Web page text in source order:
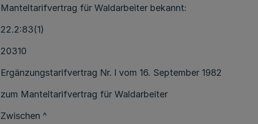
Manteltarifvertrag für Waldarbeiter bekannt:
22.2:83(1)
20310
Ergänzungstarifvertrag Nr. l vom 16. September 1982
zum Manteltarifvertrag für Waldarbeiter
Zwischen ^